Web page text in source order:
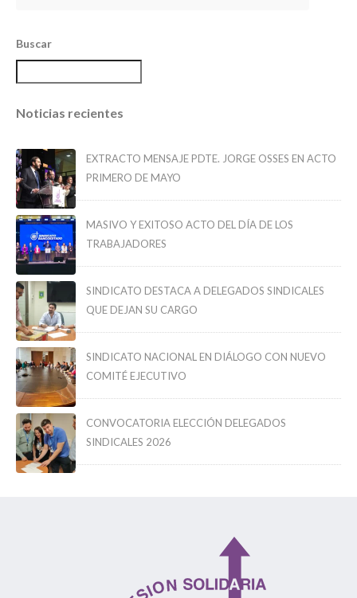
Buscar
Noticias recientes
EXTRACTO MENSAJE PDTE. JORGE OSSES EN ACTO
PRIMERO DE MAYO
MASIVO Y EXITOSO ACTO DEL DÍA DE LOS
TRABAJADORES
SINDICATO DESTACA A DELEGADOS SINDICALES
QUE DEJAN SU CARGO
SINDICATO NACIONAL EN DIÁLOGO CON NUEVO
COMITÉ EJECUTIVO
CONVOCATORIA ELECCIÓN DELEGADOS
SINDICALES 2026